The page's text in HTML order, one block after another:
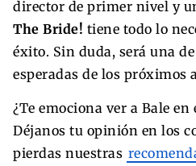
director de primer nivel y
The Bride! tiene todo lo
éxito. Sin duda, será una
esperadas de los próximos
¿Te emociona ver a Bale en
Déjanos tu opinión en los
pierdas nuestras